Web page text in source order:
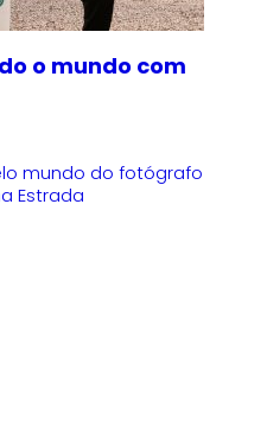
o mundo com
mundo do fotógrafo
Estrada